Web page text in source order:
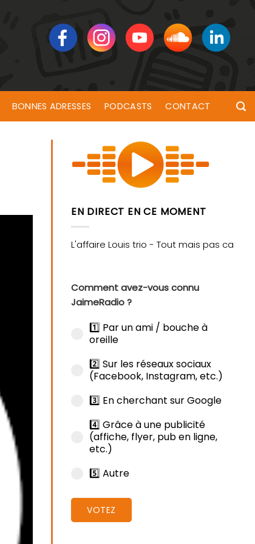
BONNES ADRESSES PODCASTS CONTACT
EN DIRECT EN CE MOMENT
Comment avez-vous connu
JaimeRadio ?
1️⃣ Par un ami / bouche à
oreille
2️⃣ Sur les réseaux sociaux
(Facebook, Instagram, etc.)
3️⃣ En cherchant sur Google
4️⃣ Grâce à une publicité
(affiche, flyer, pub en ligne,
etc.)
5️⃣ Autre
VOTEZ